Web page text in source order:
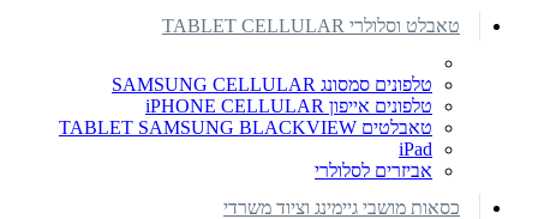
טאבלט וסלולרי TABLET CELLULAR
טלפונים סמסונג SAMSUNG CELLULAR
טלפונים אייפון iPHONE CELLULAR
טאבלטים TABLET SAMSUNG BLACKVIEW
iPad
אביזרים לסלולרי
כסאות מושבי גיימינג וציוד משרדי